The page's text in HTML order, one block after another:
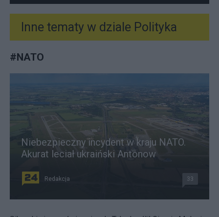
Inne tematy w dziale Polityka
#NATO
Niebezpieczny incydent w kraju NATO.
Akurat leciał ukraiński Antonow
Redakcja 33